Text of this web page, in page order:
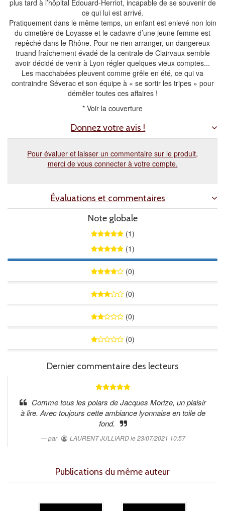
plus tard à l’hôpital Édouard-Herriot, incapable de se souvenir de
ce qui lui est arrivé.
Pratiquement dans le même temps, un enfant est enlevé non loin
du cimetière de Loyasse et le cadavre d’une jeune femme est
repêché dans le Rhône. Pour ne rien arranger, un dangereux
truand fraîchement évadé de la centrale de Clairvaux semble
avoir décidé de venir à Lyon régler quelques vieux comptes...
Les macchabées pleuvent comme grêle en été, ce qui va
contraindre Séverac et son équipe à « se sortir les tripes » pour
démêler toutes ces affaires !
* Voir la couverture
Donnez votre avis !
Pour évaluer et laisser un commentaire sur le produit,
merci de vous connecter à votre compte.
Évaluations et commentaires
Note globale
(1)
(1)
100%
(0)
(0)
(0)
(0)
Dernier commentaire des lecteurs
Comme tous les polars de Jacques Morize, un plaisir
à lire. Avec toujours cette ambiance lyonnaise en toile de
fond.
par LAURENT JULLIARDle 23/07/2021 10:57
Publications du même auteur